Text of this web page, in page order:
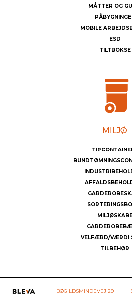
MÅTTER OG
MOBILE
ESD
TILTBOKSE
MILJØSKABE
VELFÆRD/VÆRDI
TILBEHØR
BØGILDSMINDEVEJ 29